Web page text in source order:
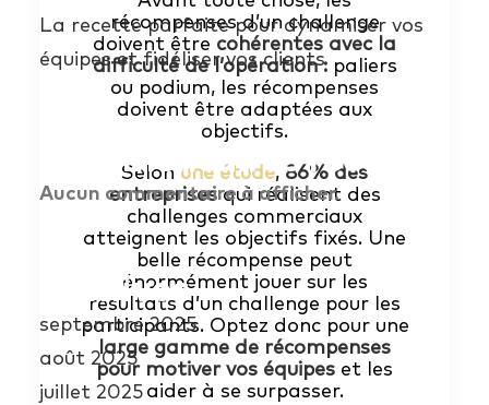
récompenses d’un challenge
doivent être cohérentes avec la
difficulté de l’opération :paliers
ou podium, les récompenses
doivent être adaptées aux
objectifs.
Selon une étude, 86% des
entreprisesqui réalisent des
challenges commerciaux
atteignent les objectifs fixés. Une
belle récompense peut
énormément jouer sur les
résultats d’un challenge pour les
participants. Optez donc pour une
large gamme de récompenses
pour motiver vos équipes et les
aider à se surpasser.
La recette parfaite pour dynamiser vos
équipes et fidéliser vos clients
Commentaires récents
Aucun commentaire à afficher.
Archives
septembre 2025
août 2025
juillet 2025